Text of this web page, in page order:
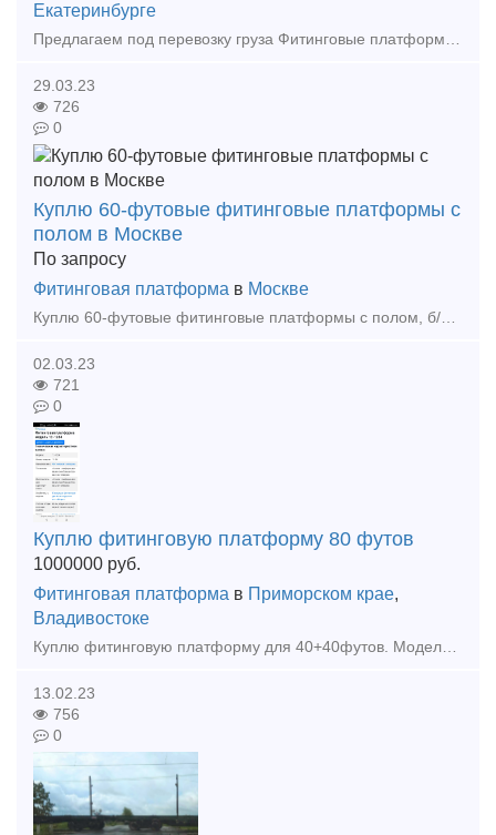
Екатеринбурге
Предлагаем под перевозку груза Фитинговые платформы для крупнотоннажных контейнеров модели 13-4085-01. В тех. рейсы, либо в кольцо.
29.03.23
726
0
Куплю 60-футовые фитинговые платформы с
полом в Москве
По запросу
Фитинговая платформа в Москве
Куплю 60-футовые фитинговые платформы с полом, б/у любого года, любое количество Тип предложения: требуется продукция
02.03.23
721
0
Куплю фитинговую платформу 80 футов
1000000 руб.
Фитинговая платформа в Приморском крае,
Владивостоке
Куплю фитинговую платформу для 40+40футов. Модели 13-1284 или 13-9781 или 13-6964
13.02.23
756
0